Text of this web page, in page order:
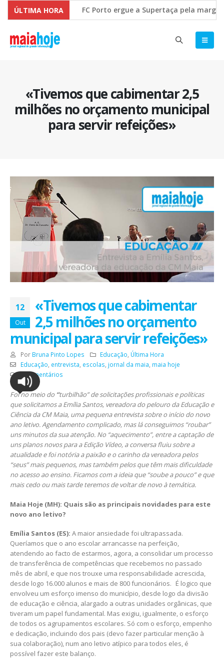
ÚLTIMA HORA FC Porto ergue a Supertaça pela margem
Comissão Europeia quer ouvir as PME’s
«Tivemos que cabimentar 2,5
milhões no orçamento municipal
para servir refeições»
12
Out
«Tivemos que cabimentar
2,5 milhões no orçamento
municipal para servir refeições»
Por Bruna Pinto Lopes Educação, Última Hora
Educação, entrevista, escolas, jornal da maia, maia hoje
0 Comentários
Foi no meio do “turbilhão” de solicitações profissionais e políticas
que solicitamos a Emília Santos, vereadora do pelouro da Educação e
Ciência da CM Maia, uma pequena entrevista sobre o início do novo
ano letivo. Agendamento complicado, mas lá conseguimos “roubar”
uns minutos da sua atenção. No “aquecimento”, entre a captação de
uns planos novos para a Edição Vídeo, a conversa fluiu sobre a
atualidade e foi notória a paixão e o carinho da vereadora pelos
“seus” mais pequenos, mas também pelos que têm mais dificuldade
no acesso ao ensino. Ficamos com a ideia que “soube a pouco” e que
mais cedo ou mais tarde teremos de voltar de novo à temática.
Maia Hoje (MH): Quais são as principais novidades para este
novo ano letivo?
Emília Santos (ES): A maior ansiedade foi ultrapassada.
Queríamos que o ano escolar arrancasse na perfeição,
atendendo ao facto de estarmos, agora, a consolidar um processo
de transferência de competências que recebemos no passado
mês de abril, e que nos trouxe uma responsabilidade acrescida,
desde logo 16.000 alunos e mais de 800 funcionários. É logico que
envolveu um esforço imenso do município, desde logo da divisão
de educação e ciência, alargado a outras unidades orgânicas, que
tiveram um papel fundamental. Mas exigiu, igualmente, o esforço
de todos os agrupamentos escolares. Só com o esforço, empenho
e dedicação, incluindo dos pais (devo fazer particular menção à
sua colaboração), num ano letivo atípico para todos eles, é
possível fazer este balanço.